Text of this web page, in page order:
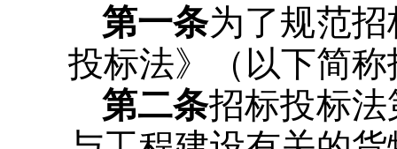
第一条为了规范
投标法》（以下简
第二条招标投标